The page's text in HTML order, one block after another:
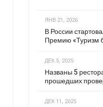
ЯНВ 21, 2026
В России
Премию «Туризм
ДЕК 5, 2025
Названы 5
прошедших
ДЕК 11, 2025